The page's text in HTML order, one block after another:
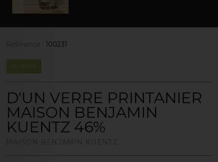
100231
EN STOCK
D'UN VERRE PRINTANIER
MAISON BENJAMIN
KUENTZ 46%
MAISON BENJAMIN KUENTZ